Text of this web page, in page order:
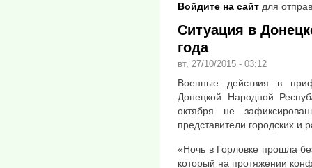
Войдите на сайт для
Ситуация в
года
вт, 27/10/2015 - 03:12
Военные действия в
Донецкой Народной
октября не
представители городских и
«Ночь в Горловке прошла
который на протяжении